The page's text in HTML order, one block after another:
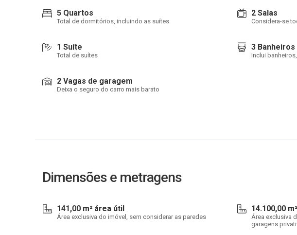
5 Quartos
Total de dormitórios, incluindo as suítes
2 Salas
Considera-se
1 Suíte
Total de suítes
3 Banheiros
Inclui
2 Vagas de garagem
Deixa o seguro do carro mais barato
Dimensões e metragens
141,00 m² área útil
Área exclusiva do imóvel, sem considerar as paredes
14.100,00
Área exclusiva
garagens